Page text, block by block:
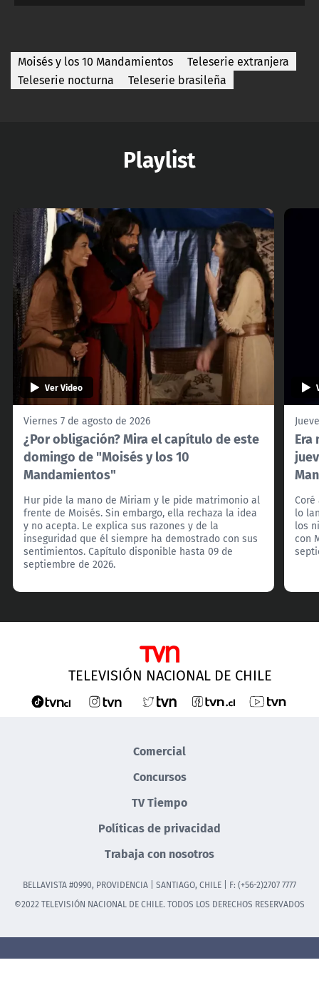
Moisés y los 10 Mandamientos
Teleserie extranjera
Teleserie nocturna
Teleserie brasileña
Playlist
Ver Video
Viernes 7 de agosto de 2026
¿Por obligación? Mira el capítulo de este
domingo de "Moisés y los 10
Mandamientos"
Hur pide la mano de Miriam y le pide matrimonio al
frente de Moisés. Sin embargo, ella rechaza la idea
y no acepta. Le explica sus razones y de la
inseguridad que él siempre ha demostrado con sus
sentimientos. Capítulo disponible hasta 09 de
septiembre de 2026.
lo
los
con
TELEVISIÓN NACIONAL DE CHILE
Comercial
Concursos
TV Tiempo
Políticas de privacidad
Trabaja con nosotros
BELLAVISTA #0990, PROVIDENCIA | SANTIAGO, CHILE | F: (+56-2)2707 7777
©2022 TELEVISIÓN NACIONAL DE CHILE. TODOS LOS DERECHOS RESERVADOS